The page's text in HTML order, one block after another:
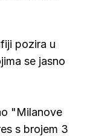
pozira u
se jasno
"Milanove
s brojem 3